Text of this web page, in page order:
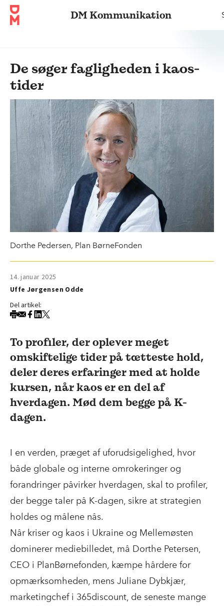
DM Kommunikation
De søger fagligheden i kaos-
tider
Dorthe Pedersen, Plan BørneFonden
14. januar 2025
Uffe Jørgensen Odde
Del artikel:
To profiler, der oplever meget
omskiftelige tider på tætteste hold,
deler deres erfaringer med at holde
kursen, når kaos er en del af
hverdagen. Mød dem begge på K-
dagen.
I en verden, præget af uforudsigelighed, hvor
både globale og interne omrokeringer og
forandringer påvirker hverdagen, skal to profiler,
der begge taler på K-dagen, sikre at strategien
holdes og målene nås.
Når kriser og kaos i Ukraine og Mellemøsten
dominerer mediebilledet, må Dorthe Petersen,
CEO i PlanBørnefonden, kæmpe hårdere for
opmærksomheden, mens Juliane Dybkjær,
marketingchef i 365discount, de seneste mange